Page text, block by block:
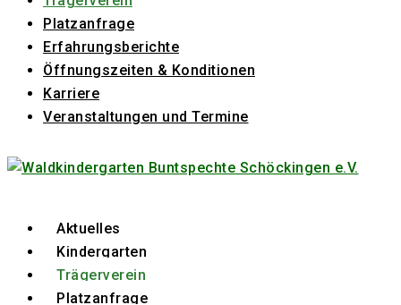
Platzanfrage
Erfahrungsberichte
Öffnungszeiten & Konditionen
Karriere
Veranstaltungen und Termine
Aktuelles
Kindergarten
Trägerverein
Platzanfrage